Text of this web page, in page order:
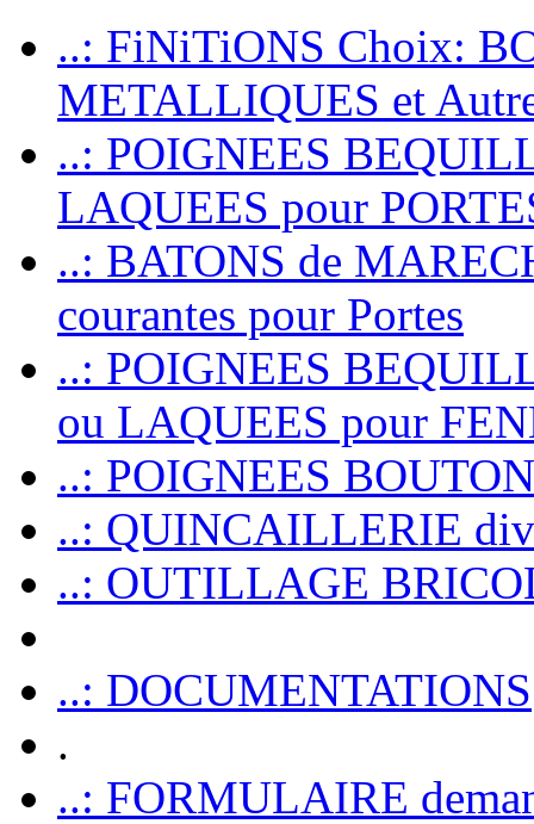
..: FiNiTiONS Choix:
METALLIQUES et
..: POIGNEES
LAQUEES pour
..: BATONS de
courantes pour Portes
..: POIGNEES
ou LAQUEES pour
..: POIGNEES
..: QUINCAILLERIE
..: OUTILLAGE
..: DOCUMENTATIONS
.
..: FORMULAIRE